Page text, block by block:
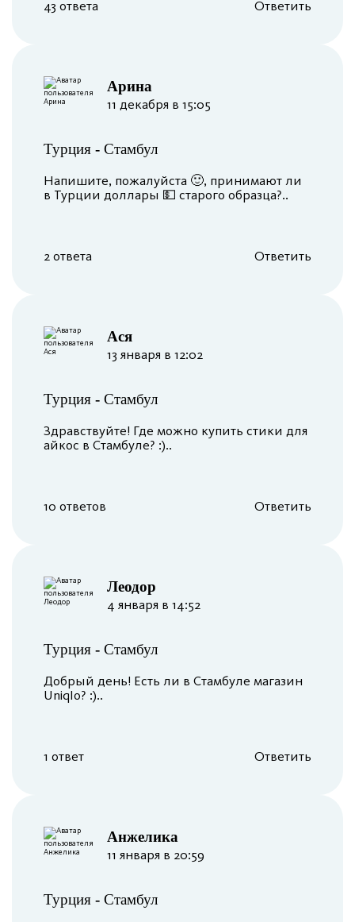
43 ответа Ответить
Арина
11 декабря в 15:05
Турция - Стамбул
Напишите, пожалуйста 🙂, принимают ли
в Турции доллары 💵 старого образца?..
2 ответа Ответить
Ася
13 января в 12:02
Турция - Стамбул
Здравствуйте! Где можно купить стики для
айкос в Стамбуле? :)..
10 ответов Ответить
Леодор
4 января в 14:52
Турция - Стамбул
Добрый день! Есть ли в Стамбуле магазин
Uniqlo? :)..
1 ответ Ответить
Анжелика
11 января в 20:59
Турция - Стамбул